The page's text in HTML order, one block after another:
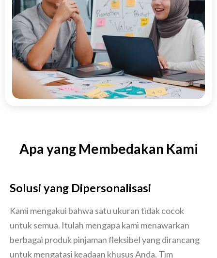
Apa yang Membedakan Kami
Solusi yang Dipersonalisasi
Kami mengakui bahwa satu ukuran tidak cocok
untuk semua. Itulah mengapa kami menawarkan
berbagai produk pinjaman fleksibel yang dirancang
untuk mengatasi keadaan khusus Anda. Tim